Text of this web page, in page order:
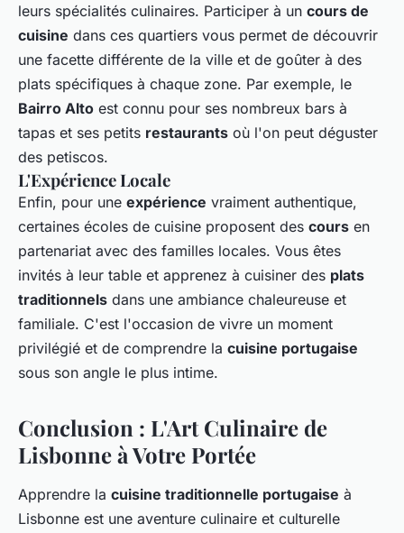
leurs spécialités culinaires. Participer à un cours de
cuisine dans ces quartiers vous permet de découvrir
une facette différente de la ville et de goûter à des
plats spécifiques à chaque zone. Par exemple, le
Bairro Alto est connu pour ses nombreux bars à
tapas et ses petits restaurants où l'on peut déguster
des petiscos.
L'Expérience Locale
Enfin, pour une expérience vraiment authentique,
certaines écoles de cuisine proposent des cours en
partenariat avec des familles locales. Vous êtes
invités à leur table et apprenez à cuisiner des plats
traditionnels dans une ambiance chaleureuse et
familiale. C'est l'occasion de vivre un moment
privilégié et de comprendre la cuisine portugaise
sous son angle le plus intime.
Conclusion : L'Art Culinaire de
Lisbonne à Votre Portée
Apprendre la cuisine traditionnelle portugaise à
Lisbonne est une aventure culinaire et culturelle